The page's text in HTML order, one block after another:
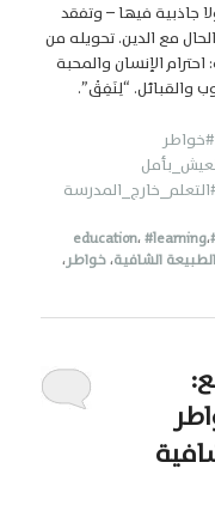
جاذبية فيها – وتفقد
مع الدين. تحويله من
الإنسان والمحبة
والقبائل. “لِنَفِقْ”.
#خواطر
،#learning،
الطبيعة الشافية،خواطر،